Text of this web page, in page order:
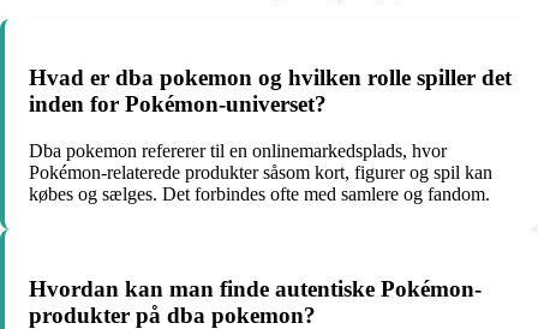
Hvad er dba pokemon og hvilken rolle spiller det
inden for Pokémon-universet?
Dba pokemon refererer til en onlinemarkedsplads, hvor
Pokémon-relaterede produkter såsom kort, figurer og spil kan
købes og sælges. Det forbindes ofte med samlere og fandom.
Hvordan kan man finde autentiske Pokémon-
produkter på dba pokemon?